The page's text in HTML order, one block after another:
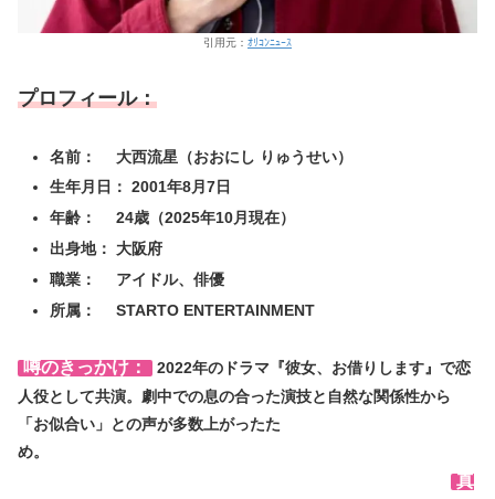
引用元： ｵﾘｺﾝﾆｭｰｽ
プロフィール：
名前： 大西流星（おおにし りゅうせい）
生年月日： 2001年8月7日
年齢： 24歳（2025年10月現在）
出身地： 大阪府
職業： アイドル、俳優
所属： STARTO ENTERTAINMENT
噂のきっかけ：
2022年のドラマ『彼女、お借りします』で恋
人役として共演。劇中での息の合った演技と自然な関係性から
「お似合い」との声が多数上がったた
め。
真